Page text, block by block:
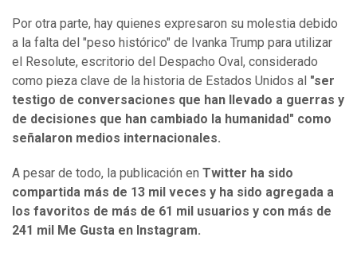
Por otra parte, hay quienes expresaron su molestia debido
a la falta del "peso histórico" de Ivanka Trump para utilizar
el Resolute, escritorio del Despacho Oval, considerado
como pieza clave de la historia de Estados Unidos al "ser
testigo de conversaciones que han llevado a guerras y
de decisiones que han cambiado la humanidad" como
señalaron medios internacionales.
A pesar de todo, la publicación en Twitter ha sido
compartida más de 13 mil veces y ha sido agregada a
los favoritos de más de 61 mil usuarios y con más de
241 mil Me Gusta en Instagram.